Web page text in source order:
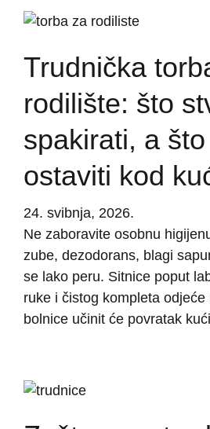
Trudnička
rodilište: što
spakirati, a
ostaviti kod
24. svibnja, 2026.
Ne zaboravite osobnu
zube, dezodorans, blagi
se lako peru. Sitnice poput
ruke i čistog kompleta
bolnice učinit će povratak